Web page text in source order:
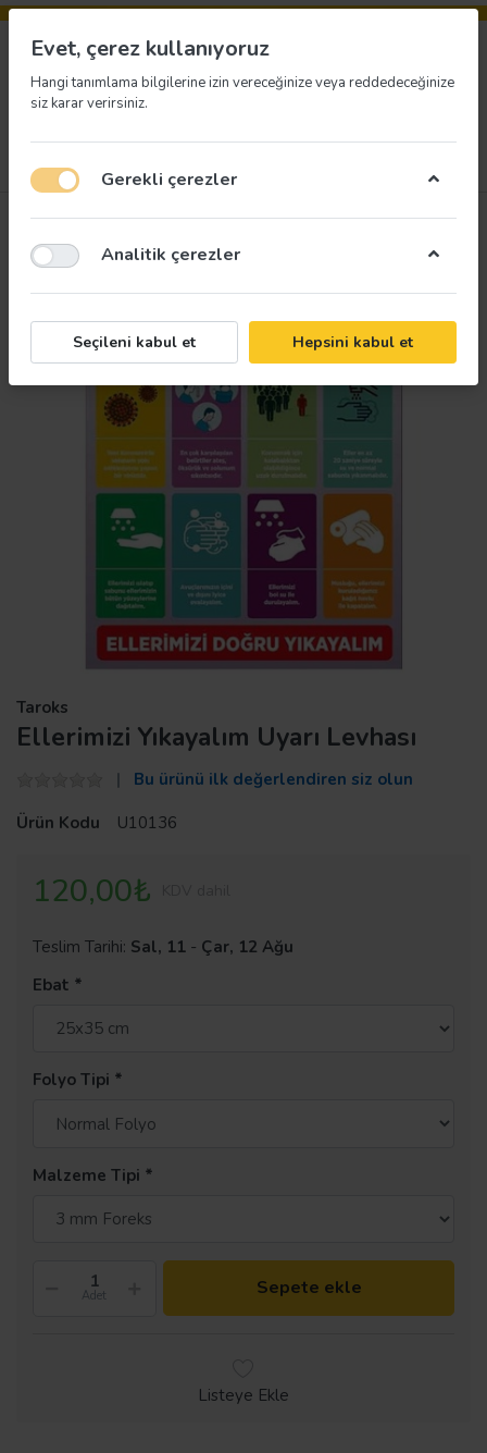
Taroks
Ellerimizi Yıkayalım Uyarı Levhası
Bu ürünü ilk değerlendiren siz olun
Ürün Kodu
U10136
120,00₺
Teslim Tarihi: Sal, 11 - Çar, 12 Ağu
Ebat
Folyo Tipi
Malzeme Tipi
Adet Sepete ekle
Listeye Ekle
Evet, çerez kullanıyoruz
Hangi tanımlama bilgilerine izin vereceğinize veya reddedeceğinize
siz karar verirsiniz.
Gerekli çerezler
Analitik çerezler
Seçileni kabul et Hepsini kabul et